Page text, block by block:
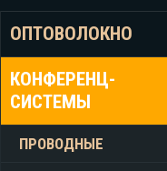
ОПТОВОЛОКНО
КОНФЕРЕНЦ-
СИСТЕМЫ
ПРОВОДНЫЕ